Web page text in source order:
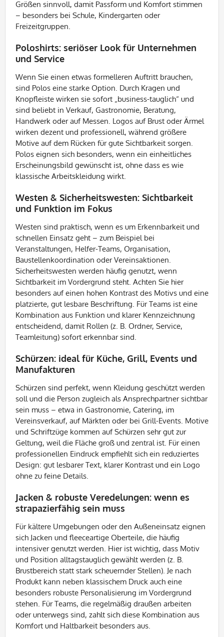
Größen sinnvoll, damit Passform und Komfort stimmen
– besonders bei Schule, Kindergarten oder
Freizeitgruppen.
Poloshirts: seriöser Look für Unternehmen
und Service
Wenn Sie einen etwas formelleren Auftritt brauchen,
sind Polos eine starke Option. Durch Kragen und
Knopfleiste wirken sie sofort „business-tauglich“ und
sind beliebt in Verkauf, Gastronomie, Beratung,
Handwerk oder auf Messen. Logos auf Brust oder Ärmel
wirken dezent und professionell, während größere
Motive auf dem Rücken für gute Sichtbarkeit sorgen.
Polos eignen sich besonders, wenn ein einheitliches
Erscheinungsbild gewünscht ist, ohne dass es wie
klassische Arbeitskleidung wirkt.
Westen & Sicherheitswesten: Sichtbarkeit
und Funktion im Fokus
Westen sind praktisch, wenn es um Erkennbarkeit und
schnellen Einsatz geht – zum Beispiel bei
Veranstaltungen, Helfer-Teams, Organisation,
Baustellenkoordination oder Vereinsaktionen.
Sicherheitswesten werden häufig genutzt, wenn
Sichtbarkeit im Vordergrund steht. Achten Sie hier
besonders auf einen hohen Kontrast des Motivs und eine
platzierte, gut lesbare Beschriftung. Für Teams ist eine
Kombination aus Funktion und klarer Kennzeichnung
entscheidend, damit Rollen (z. B. Ordner, Service,
Teamleitung) sofort erkennbar sind.
Schürzen: ideal für Küche, Grill, Events und
Manufakturen
Schürzen sind perfekt, wenn Kleidung geschützt werden
soll und die Person zugleich als Ansprechpartner sichtbar
sein muss – etwa in Gastronomie, Catering, im
Vereinsverkauf, auf Märkten oder bei Grill-Events. Motive
und Schriftzüge kommen auf Schürzen sehr gut zur
Geltung, weil die Fläche groß und zentral ist. Für einen
professionellen Eindruck empfiehlt sich ein reduziertes
Design: gut lesbarer Text, klarer Kontrast und ein Logo
ohne zu feine Details.
Jacken & robuste Veredelungen: wenn es
strapazierfähig sein muss
Für kältere Umgebungen oder den Außeneinsatz eignen
sich Jacken und fleeceartige Oberteile, die häufig
intensiver genutzt werden. Hier ist wichtig, dass Motiv
und Position alltagstauglich gewählt werden (z. B.
Brustbereich statt stark scheuernder Stellen). Je nach
Produkt kann neben klassischem Druck auch eine
besonders robuste Personalisierung im Vordergrund
stehen. Für Teams, die regelmäßig draußen arbeiten
oder unterwegs sind, zahlt sich diese Kombination aus
Komfort und Haltbarkeit besonders aus.